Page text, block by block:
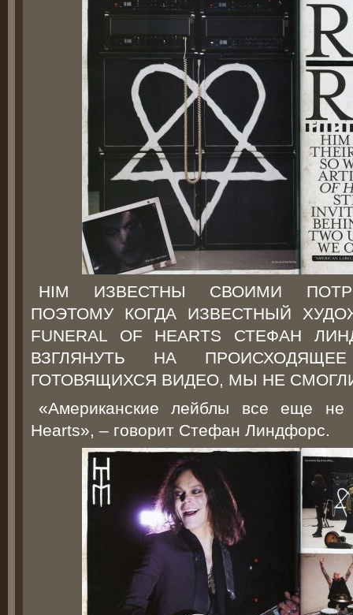
HIM ИЗВЕСТНЫ СВОИМИ
ПОЭТОМУ КОГДА ИЗВЕСТНЫЙ
FUNERAL OF HEARTS СТЕФАН
ВЗГЛЯНУТЬ НА
ГОТОВЯЩИХСЯ ВИДЕО, МЫ НЕ
«Американские лейблы все еще
Hearts», – говорит Стефан Линдфорс.